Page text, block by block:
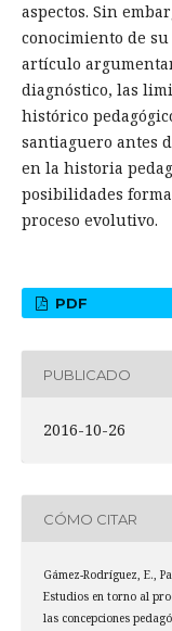
aspectos. Sin
conocimiento de
artículo
diagnóstico, las
histórico
santiaguero antes
en la historia
posibilidades
proceso evolutivo.
PDF
PUBLICADO
2016-10-26
CÓMO CITAR
Gámez-Rodríguez, E.,
Estudios en torno al
las concepciones